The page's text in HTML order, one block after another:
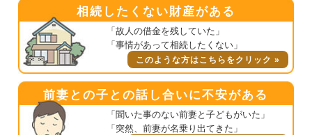
相続したくない財産がある
「故人の借金を残していた」
「事情があって相続したくない」
このような方はこちらをクリック »
前妻との子との話し合いに不安がある
「聞いた事のない前妻と子どもがいた」
「突然、前妻が名乗り出てきた」